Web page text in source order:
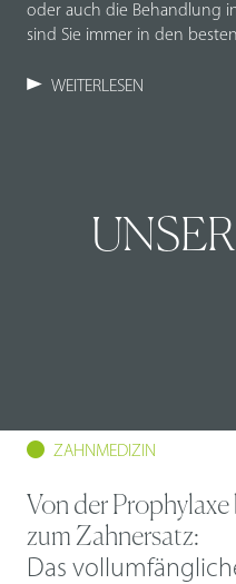
oder auch die Behandlung
sind Sie immer in den
WEITERLESEN
UNSER
ZAHNMEDIZIN
Von der Prophylaxe
zum Zahnersatz:
Das